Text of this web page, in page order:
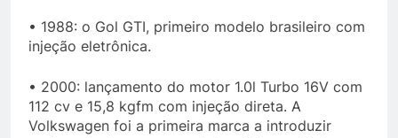
• 1988: o Gol GTI, primeiro modelo brasileiro com
injeção eletrônica.
• 2000: lançamento do motor 1.0l Turbo 16V com
112 cv e 15,8 kgfm com injeção direta. A
Volkswagen foi a primeira marca a introduzir